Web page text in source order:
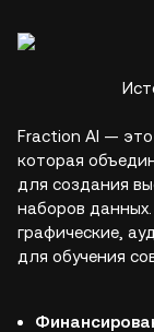
Fraction AI —
которая
для создания
наборов
графические,
для обучения